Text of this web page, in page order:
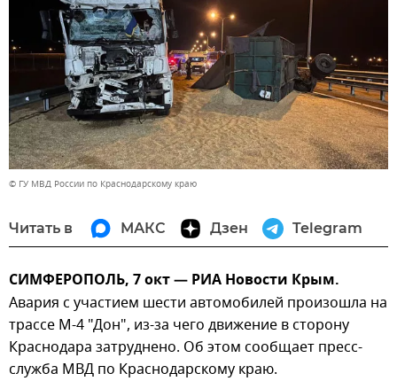
© ГУ МВД России по Краснодарскому краю
Читать в МАКС Дзен Telegram
СИМФЕРОПОЛЬ, 7 окт — РИА Новости Крым.
Авария с участием шести автомобилей произошла на
трассе М-4 "Дон", из-за чего движение в сторону
Краснодара затруднено. Об этом сообщает пресс-
служба МВД по Краснодарскому краю.